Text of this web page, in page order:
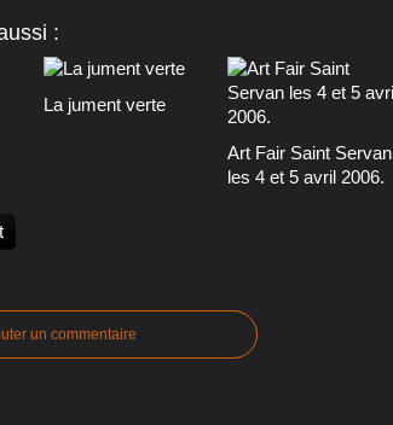
:
La jument verte
Art Fair Saint Servan
les 4 et 5 avril 2006.
un commentaire